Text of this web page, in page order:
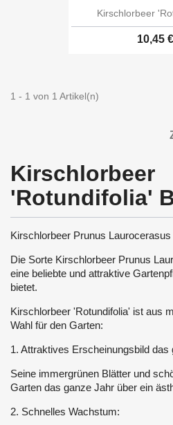
Kirschlorbeer
'Rotundifolia'
Kirschlorbeer Prunus Laurocerasus
Die Sorte Kirschlorbeer Prunus
eine beliebte und attraktive
bietet.
Kirschlorbeer 'Rotundifolia' ist aus
Wahl für den Garten:
1. Attraktives Erscheinungsbild das
Seine immergrünen Blätter und
Garten das ganze Jahr über ein
2. Schnelles Wachstum:
Kirschlorbeer
10,45 €
1 - 1 von 1 Artikel(n)